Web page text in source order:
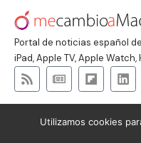
Portal de noticias español
iPad, Apple TV, Apple
Utilizamos cookies